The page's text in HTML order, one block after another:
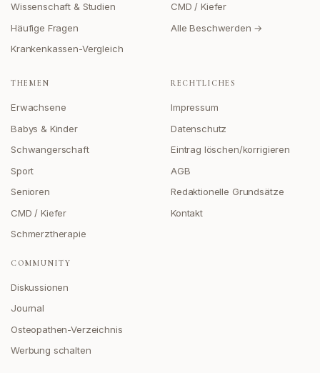
Wissenschaft & Studien
Häufige Fragen
Krankenkassen-Vergleich
CMD / Kiefer
Alle Beschwerden →
THEMEN
Erwachsene
Babys & Kinder
Schwangerschaft
Sport
Senioren
CMD / Kiefer
Schmerztherapie
COMMUNITY
Diskussionen
Journal
Osteopathen-Verzeichnis
Werbung schalten
RECHTLICHES
Impressum
Datenschutz
Eintrag löschen/korrigieren
AGB
Redaktionelle Grundsätze
Kontakt